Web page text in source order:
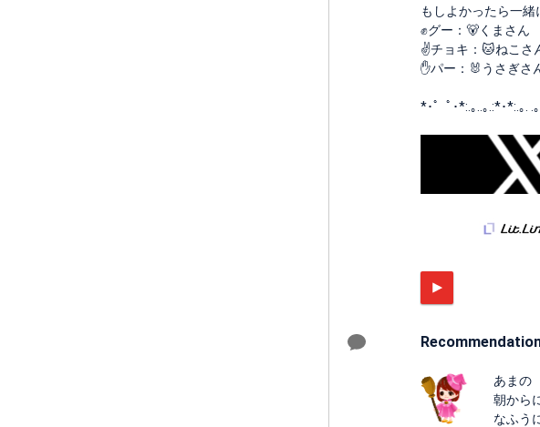
もしよかったら一緒
✊グー：🐻くまさん
✌️チョキ：🐱ねこさ
✋パー：🐰うさぎさ
*･゜ﾟ･*:.｡..｡.:*･*:.｡. .
あまの
朝から
なふう